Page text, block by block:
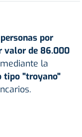
por
valor de 86.000
la
tipo "troyano"